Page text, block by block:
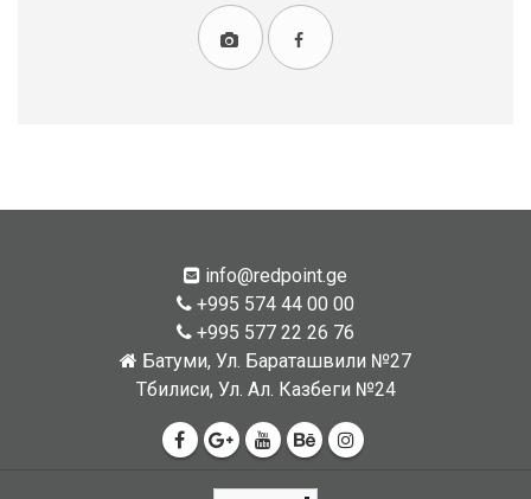
info@redpoint.ge
+995 574 44 00 00
+995 577 22 26 76
Батуми, Ул. Бараташвили №27
Тбилиси, Ул. Ал. Казбеги №24